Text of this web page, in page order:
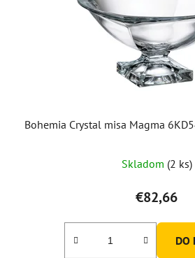
Bohemia Crystal misa Magma
Skladom (2 ks)
€82,66
DO